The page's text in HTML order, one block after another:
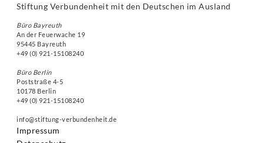
Stiftung Verbundenheit mit den Deutschen im Ausland
Büro Bayreuth
An der Feuerwache 19
95445 Bayreuth
+49 (0) 921-15108240
Büro Berlin
Poststraße 4-5
10178 Berlin
+49 (0) 921-15108240
info@stiftung-verbundenheit.de
Impressum